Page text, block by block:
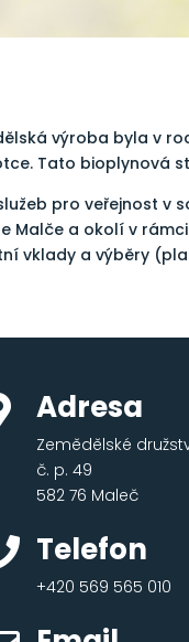
výroba byla v
Tato bioplynová
pro veřejnost v
Malče a okolí v
vklady a výběry
Adresa
Zemědělské
č. p. 49
582 76 Maleč
Telefon
+420 569 565 010